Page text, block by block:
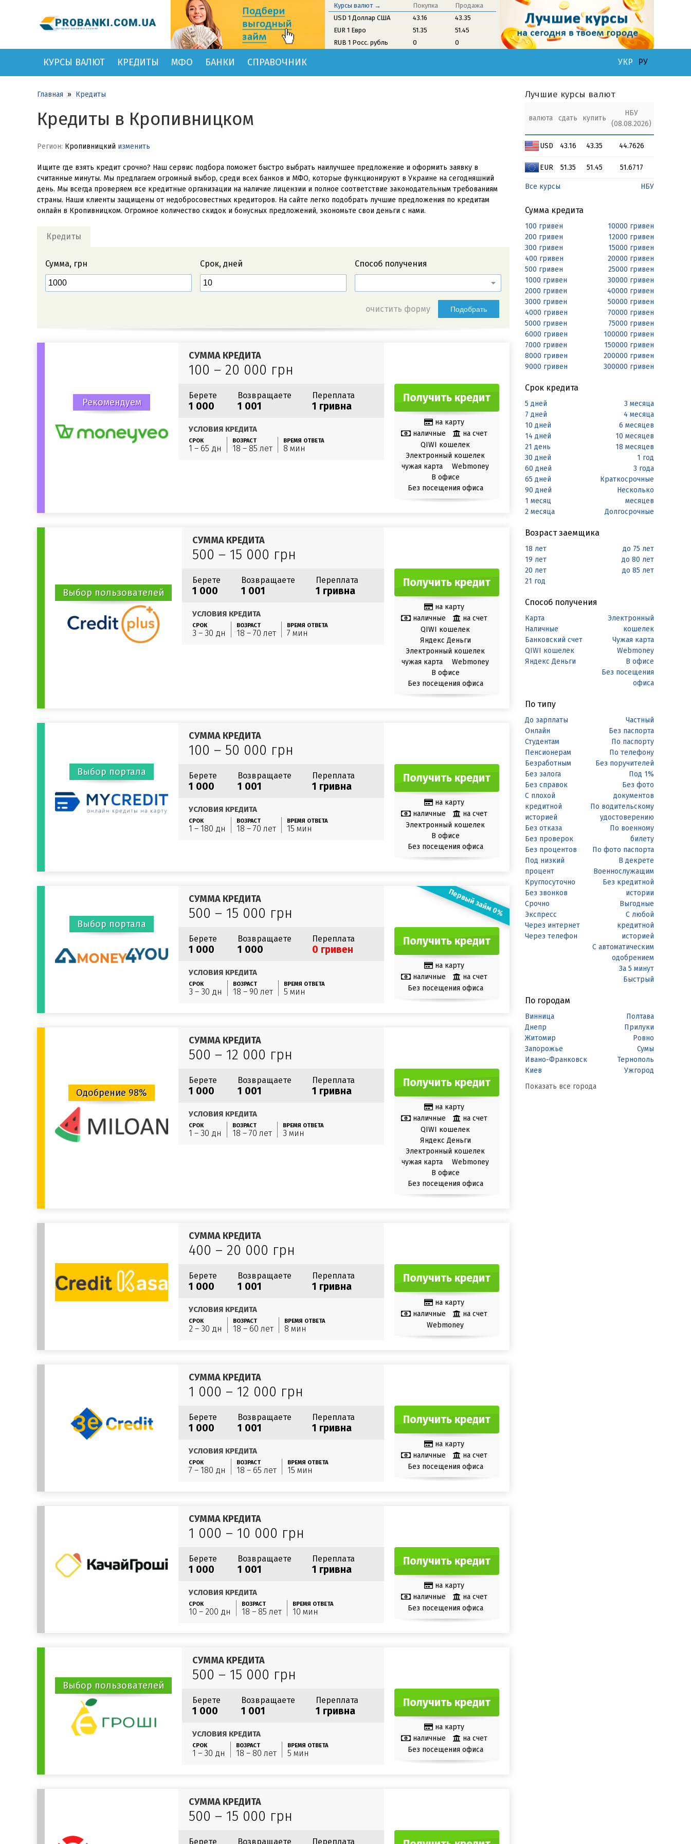
Курсы валют → Покупка
Продажа
USD 1 Доллар США
43.16
43.35
EUR 1 Евро
51.35
51.45
RUB 1 Росс. рубль
0 0
КУРСЫ ВАЛЮТ КРЕДИТЫ МФО БАНКИ СПРАВОЧНИК УКР РУ
Главная » Кредиты
Кредиты в Кропивницком
Регион: Кропивницкий изменить
Ищите где взять кредит срочно? Наш сервис подбора поможет быстро выбрать наилучшее предложение и оформить заявку в
считанные минуты. Мы предлагаем огромный выбор, среди всех банков и МФО, которые функционируют в Украине на сегодняшний
день. Мы всегда проверяем все кредитные организации на наличие лицензии и полное соответствие законодательным требованиям
страны. Наши клиенты защищены от недобросовестных кредиторов. На сайте легко подобрать лучшие предложения по кредитам
онлайн в Кропивницком. Огромное количество скидок и бонусных предложений, экономьте свои деньги с нами.
Кредиты
Сумма, грн Срок, дней Способ получения
очистить форму Подобрать
Рекомендуем
СУММА КРЕДИТА
100 – 20 000 грн
Берете
1 000
Возвращаете
1 001
Переплата
1 гривна
УСЛОВИЯ КРЕДИТА
СРОК
1 – 65 дн
ВОЗРАСТ
18 – 85 лет
ВРЕМЯ ОТВЕТА
8 мин
Получить кредит
на карту
наличные
на счет
QIWI кошелек
Электронный кошелек
чужая карта
Webmoney
В офисе
Без посещения офиса
Выбор пользователей
СУММА КРЕДИТА
500 – 15 000 грн
Берете
1 000
Возвращаете
1 001
Переплата
1 гривна
УСЛОВИЯ КРЕДИТА
СРОК
3 – 30 дн
ВОЗРАСТ
18 – 70 лет
ВРЕМЯ ОТВЕТА
7 мин
Получить кредит
на карту
наличные
на счет
QIWI кошелек
Яндекс Деньги
Электронный кошелек
чужая карта
Webmoney
В офисе
Без посещения офиса
Выбор портала
СУММА КРЕДИТА
100 – 50 000 грн
Берете
1 000
Возвращаете
1 001
Переплата
1 гривна
УСЛОВИЯ КРЕДИТА
СРОК
1 – 180 дн
ВОЗРАСТ
18 – 70 лет
ВРЕМЯ ОТВЕТА
15 мин
Получить кредит
на карту
наличные
на счет
Электронный кошелек
В офисе
Без посещения офиса
Выбор портала
СУММА КРЕДИТА
500 – 15 000 грн
Берете
1 000
Возвращаете
1 000
Переплата
0 гривен
УСЛОВИЯ КРЕДИТА
СРОК
3 – 30 дн
ВОЗРАСТ
18 – 90 лет
ВРЕМЯ ОТВЕТА
5 мин
Первый займ 0%
Получить кредит
на карту
наличные
на счет
Без посещения офиса
Одобрение 98%
СУММА КРЕДИТА
500 – 12 000 грн
Берете
1 000
Возвращаете
1 001
Переплата
1 гривна
УСЛОВИЯ КРЕДИТА
СРОК
1 – 30 дн
ВОЗРАСТ
18 – 70 лет
ВРЕМЯ ОТВЕТА
3 мин
Получить кредит
на карту
наличные
на счет
QIWI кошелек
Яндекс Деньги
Электронный кошелек
чужая карта
Webmoney
В офисе
Без посещения офиса
СУММА КРЕДИТА
400 – 20 000 грн
Берете
1 000
Возвращаете
1 001
Переплата
1 гривна
УСЛОВИЯ КРЕДИТА
СРОК
2 – 30 дн
ВОЗРАСТ
18 – 60 лет
ВРЕМЯ ОТВЕТА
8 мин
Получить кредит
на карту
наличные
на счет
Webmoney
СУММА КРЕДИТА
1 000 – 12 000 грн
Берете
1 000
Возвращаете
1 001
Переплата
1 гривна
УСЛОВИЯ КРЕДИТА
СРОК
7 – 180 дн
ВОЗРАСТ
18 – 65 лет
ВРЕМЯ ОТВЕТА
15 мин
Получить кредит
на карту
наличные
на счет
Без посещения офиса
СУММА КРЕДИТА
1 000 – 10 000 грн
Берете
1 000
Возвращаете
1 001
Переплата
1 гривна
УСЛОВИЯ КРЕДИТА
СРОК
10 – 200 дн
ВОЗРАСТ
18 – 85 лет
ВРЕМЯ ОТВЕТА
10 мин
Получить кредит
на карту
наличные
на счет
Без посещения офиса
Выбор пользователей
СУММА КРЕДИТА
500 – 15 000 грн
Берете
1 000
Возвращаете
1 001
Переплата
1 гривна
УСЛОВИЯ КРЕДИТА
СРОК
1 – 30 дн
ВОЗРАСТ
18 – 80 лет
ВРЕМЯ ОТВЕТА
5 мин
Получить кредит
на карту
наличные
на счет
Без посещения офиса
СУММА КРЕДИТА
500 – 15 000 грн
Берете Возвращаете Переплата
Лучшие курсы валют
валюта сдать купить
НБУ
(08.08.2026)
USD 43.16 43.35 44.7626
EUR 51.35 51.45 51.6717
Все курсы НБУ
Сумма кредита
100 гривен
200 гривен
300 гривен
400 гривен
500 гривен
1000 гривен
2000 гривен
3000 гривен
4000 гривен
5000 гривен
6000 гривен
7000 гривен
8000 гривен
9000 гривен
10000 гривен
12000 гривен
15000 гривен
20000 гривен
25000 гривен
30000 гривен
40000 гривен
50000 гривен
70000 гривен
75000 гривен
100000 гривен
150000 гривен
200000 гривен
300000 гривен
Срок кредита
5 дней
7 дней
10 дней
14 дней
21 день
30 дней
60 дней
65 дней
90 дней
1 месяц
2 месяца
3 месяца
4 месяца
6 месяцев
10 месяцев
18 месяцев
1 год
3 года
Краткосрочные
Несколько
месяцев
Долгосрочные
Возраст заемщика
18 лет
19 лет
20 лет
21 год
до 75 лет
до 80 лет
до 85 лет
Способ получения
Карта
Наличные
Банковский счет
QIWI кошелек
Яндекс Деньги
Электронный
кошелек
Чужая карта
Webmoney
В офисе
Без посещения
офиса
По типу
До зарплаты
Онлайн
Студентам
Пенсионерам
Безработным
Без залога
Без справок
С плохой
кредитной
историей
Без отказа
Без проверок
Без процентов
Под низкий
процент
Круглосуточно
Без звонков
Срочно
Экспресс
Через интернет
Через телефон
Частный
Без паспорта
По паспорту
По телефону
Без поручителей
Под 1%
Без фото
документов
По водительскому
удостоверению
По военному
билету
По фото паспорта
В декрете
Военнослужащим
Без кредитной
истории
Выгодные
С любой
кредитной
историей
С автоматическим
одобрением
За 5 минут
Быстрый
По городам
Винница
Днепр
Житомир
Запорожье
Ивано-Франковск
Киев
Полтава
Прилуки
Ровно
Сумы
Тернополь
Ужгород
Показать все города